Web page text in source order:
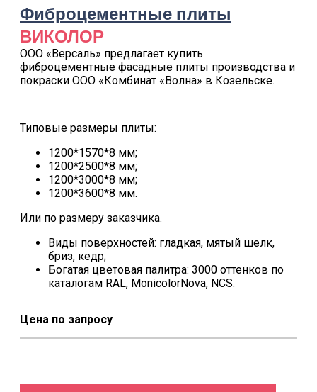
Фиброцементные плиты
ВИКОЛОР
ООО «Версаль» предлагает купить
фиброцементные фасадные плиты производства и
покраски ООО «Комбинат «Волна» в Козельске.
Типовые размеры плиты:
1200*1570*8 мм;
1200*2500*8 мм;
1200*3000*8 мм;
1200*3600*8 мм.
Или по размеру заказчика.
Виды поверхностей: гладкая, мятый шелк,
бриз, кедр;
Богатая цветовая палитра: 3000 оттенков по
каталогам RAL, MonicolorNova, NCS.
Цена по запросу